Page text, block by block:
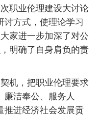
职业伦理建设大讨论
讨方式，使理论学习
家进一步加深了对公
明确了自身肩负的责
机，把职业伦理要求
廉洁奉公、服务人
推进经济社会发展贡